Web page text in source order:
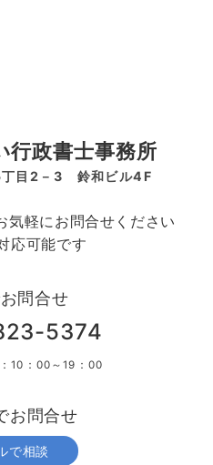
行政書士事務所
丁目2－3 鈴和ビル4F
気軽にお問合せください
応可能です
問合せ
5374
10：00～19：00
お問合せ
で相談